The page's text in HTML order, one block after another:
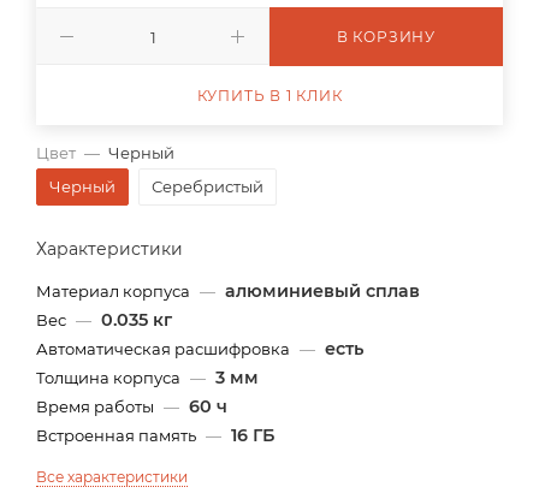
Цвет — Черный
Черный
Серебристый
Характеристики
Материал корпуса — алюминиевый сплав
Вес — 0.035 кг
Автоматическая расшифровка — есть
Толщина корпуса — 3 мм
Время работы — 60 ч
Встроенная память — 16 ГБ
Все характеристики
В КОРЗИНУ
КУПИТЬ В 1 КЛИК